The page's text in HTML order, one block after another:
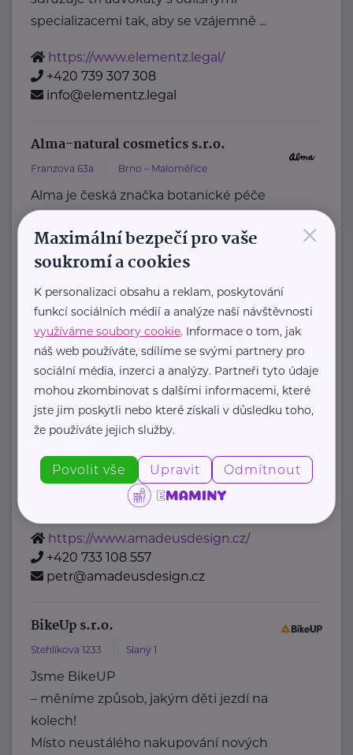
specializacemi tak, aby se vzájemně ...
https://www.elementz.legal/
+420 739 307 308
info@elementz.legal
Alma-natural cosmetics s.r.o.
Franzova 63a Brno – Maloměřice
Alma je česká značka botanické péče
o pleť, která nabízí prémiovou
přírodní kosmetiku založenou na ...
+420 777 044 199
info@alma.cz
AMADEUS Design s.r.o.
Bítovská 7 Praha 4
AMADEUS Design s.r.o. je
specializované vizuální studio, které
se věnuje komplexnímu grafickému
designu, fotorealistickým 3D
https://www.amadeusdesign.cz/
+420 733 108 557
petr@amadeusdesign.cz
BikeUp s.r.o.
Stehlíkova 1233 Slaný 1
Jsme BikeUP
– měníme způsob, jakým děti jezdí na
kolech!
Místo neustálého nakupování nových
×
Maximální bezpečí pro vaše
soukromí a cookies
K personalizaci obsahu a reklam, poskytování
funkcí sociálních médií a analýze naší návštěvnosti
využíváme soubory cookie. Informace o tom, jak
náš web používáte, sdílíme se svými partnery pro
sociální média, inzerci a analýzy. Partneři tyto údaje
mohou zkombinovat s dalšími informacemi, které
jste jim poskytli nebo které získali v důsledku toho,
že používáte jejich služby.
Povolit vše Upravit Odmítnout